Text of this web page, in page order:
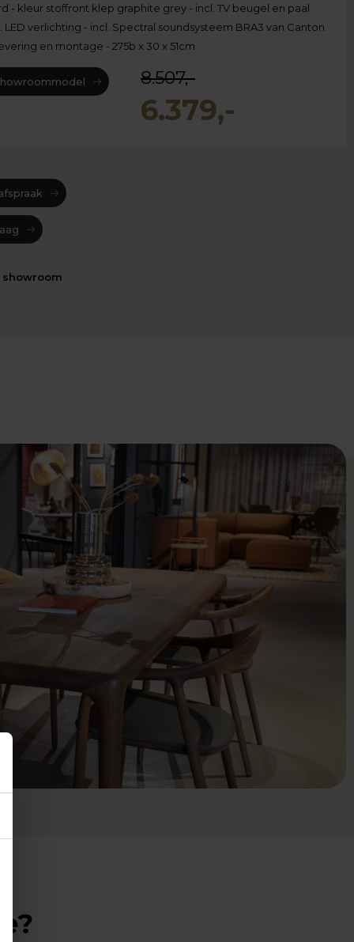
- kleur stoffront klep graphite grey - incl. TV beugel en paal
LED verlichting - incl. Spectral soundsysteem BRA3 van Canton
en montage - 275b x 30 x 51cm
8.507,-
6.379,-